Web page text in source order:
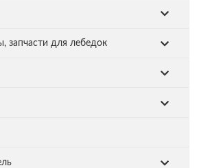
запчасти для лебедок